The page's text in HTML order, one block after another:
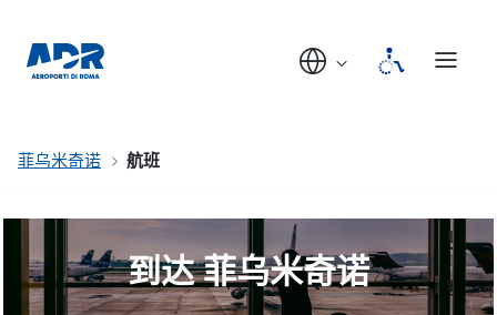
菲乌米奇诺 航班
到达 菲乌米奇诺